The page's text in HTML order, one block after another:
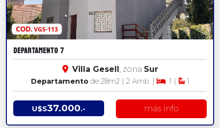
COD.VGS-113
DEPARTAMENTO 7
Villa Gesell, zona Sur
Departamentode 28m2| 2 Amb. | 1 | 1
U$S37.000.- más info